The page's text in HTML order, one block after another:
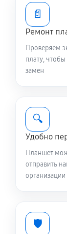
📄
Ремонт
Проверяем
плату,
замен
🔍
Удобно
Планшет
отправить
организации
🛡️